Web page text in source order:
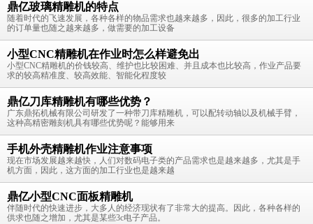
鼎亿玻璃精雕机的特点
随着时代的飞速发展，各种各样的物品需求也越来越多，因此，很多的加工行业
的订单量也随之越来越多，做需要的加工设备
小型CNC精雕机在作业时怎么样避免出
小型CNC精雕机的价钱较高、维护也比较困难、并且成本也比较高，作业产品要
求的较高精准度、较高效能、智能化程度较
鼎亿刀库精雕机有哪些优势？
广东鼎拓机械有限公司研发了一种带刀库精雕机，可以配转动轴以及机械手臂，
这种高精密雕刻机具有哪些优势呢？能够用来
手机外壳精雕机作业注意事项
现在市场发展越来越快，人们对数码电子类的产品需求也是越来越多，尤其是手
机方面，因此，这方面的加工行业也是越来越
鼎亿小型CNC面板精雕机
伴随时代的快速进步，大多人的经济现状有了非常大的提高。因此，各种各样的
供求也随之增加，尤其是某些3c电子产品。